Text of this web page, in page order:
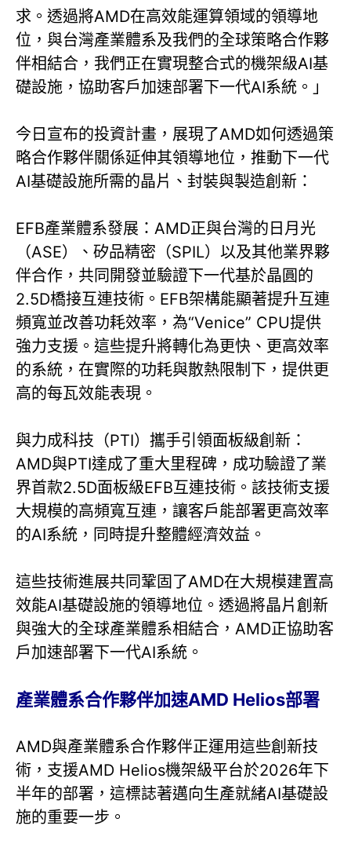
求。透過將AMD在高效能運算領域的領導地
位，與台灣產業體系及我們的全球策略合作夥
伴相結合，我們正在實現整合式的機架級AI基
礎設施，協助客戶加速部署下一代AI系統。」
今日宣布的投資計畫，展現了AMD如何透過策
略合作夥伴關係延伸其領導地位，推動下一代
AI基礎設施所需的晶片、封裝與製造創新：
EFB產業體系發展：AMD正與台灣的日月光
（ASE）、矽品精密（SPIL）以及其他業界夥
伴合作，共同開發並驗證下一代基於晶圓的
2.5D橋接互連技術。EFB架構能顯著提升互連
頻寬並改善功耗效率，為“Venice” CPU提供
強力支援。這些提升將轉化為更快、更高效率
的系統，在實際的功耗與散熱限制下，提供更
高的每瓦效能表現。
與力成科技（PTI）攜手引領面板級創新：
AMD與PTI達成了重大里程碑，成功驗證了業
界首款2.5D面板級EFB互連技術。該技術支援
大規模的高頻寬互連，讓客戶能部署更高效率
的AI系統，同時提升整體經濟效益。
這些技術進展共同鞏固了AMD在大規模建置高
效能AI基礎設施的領導地位。透過將晶片創新
與強大的全球產業體系相結合，AMD正協助客
戶加速部署下一代AI系統。
產業體系合作夥伴加速AMD Helios部署
AMD與產業體系合作夥伴正運用這些創新技
術，支援AMD Helios機架級平台於2026年下
半年的部署，這標誌著邁向生產就緒AI基礎設
施的重要一步。